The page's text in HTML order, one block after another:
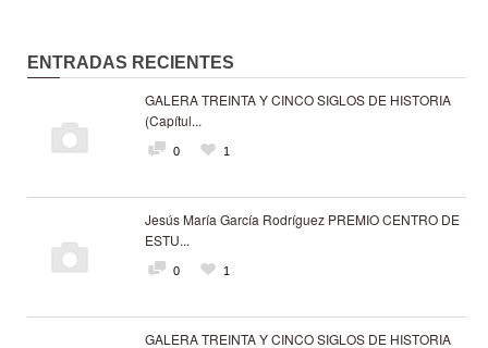
ENTRADAS RECIENTES
GALERA TREINTA Y CINCO SIGLOS DE HISTORIA
(Capítul...
0 1
Jesús María García Rodríguez PREMIO CENTRO DE
ESTU...
0 1
GALERA TREINTA Y CINCO SIGLOS DE HISTORIA